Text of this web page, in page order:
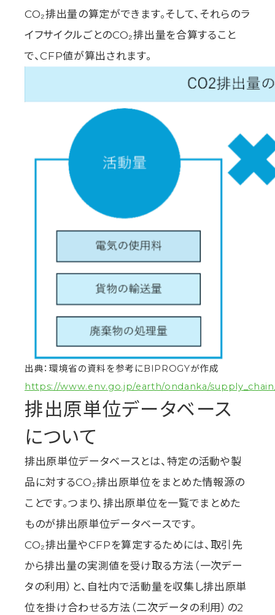
CO₂排出量の算定ができます。そして、それらのラ
イフサイクルごとのCO₂排出量を合算すること
で、CFP値が算出されます。
出典：環境省の資料を参考にBIPROGYが作成
https://www.env.go.jp/earth/ondanka/
排出原単位データベース
について
排出原単位データベースとは、特定の活動や製
品に対するCO₂排出原単位をまとめた情報源の
ことです。つまり、排出原単位を一覧でまとめた
ものが排出原単位データベースです。
CO₂排出量やCFPを算定するためには、取引先
から排出量の実測値を受け取る方法（一次デー
タの利用）と、自社内で活動量を収集し排出原単
位を掛け合わせる方法（二次データの利用）の2